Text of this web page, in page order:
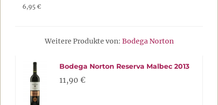
6,95 €
Weitere Produkte von: Bodega Norton
Bodega Norton Reserva Malbec 2013
11,90 €